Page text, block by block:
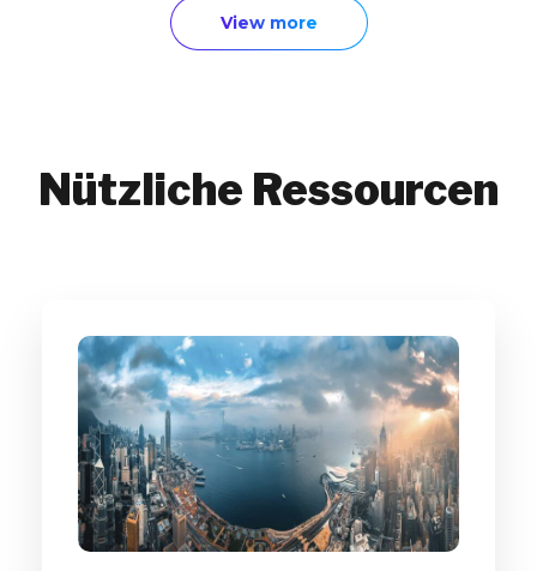
View more
Nützliche Ressourcen